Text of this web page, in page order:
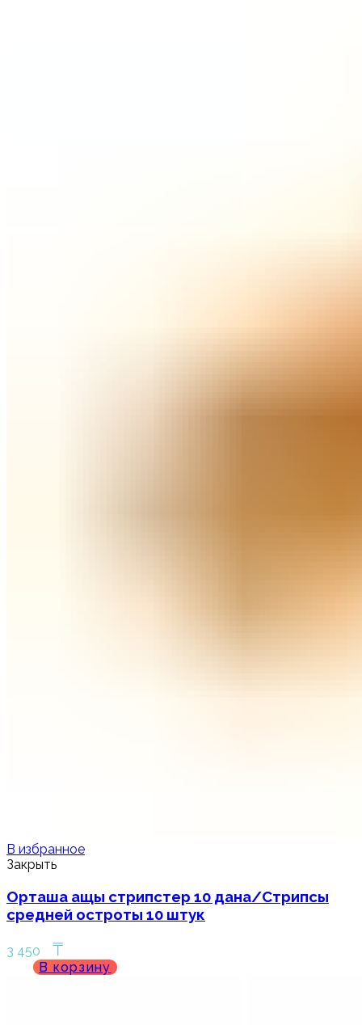
В избранное
Закрыть
Орташа ащы стрипстер 10 дана/Стрипсы
средней остроты 10 штук
3 450 ₸
В корзину